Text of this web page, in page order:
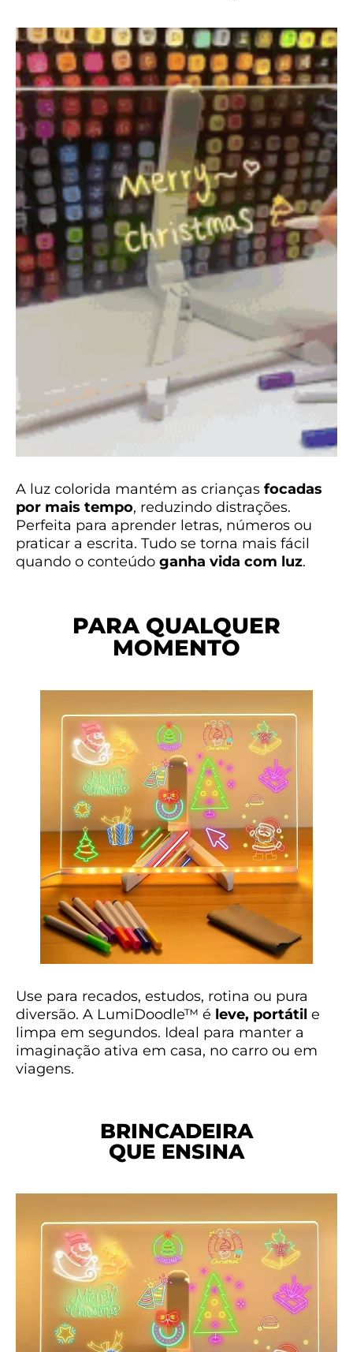
A luz colorida mantém as crianças focadas
por mais tempo, reduzindo distrações.
Perfeita para aprender letras, números ou
praticar a escrita. Tudo se torna mais fácil
quando o conteúdo ganha vida com luz.
PARA QUALQUER
MOMENTO
Use para recados, estudos, rotina ou pura
diversão. A LumiDoodle™ é leve, portátil e
limpa em segundos. Ideal para manter a
imaginação ativa em casa, no carro ou em
viagens.
BRINCADEIRA
QUE ENSINA